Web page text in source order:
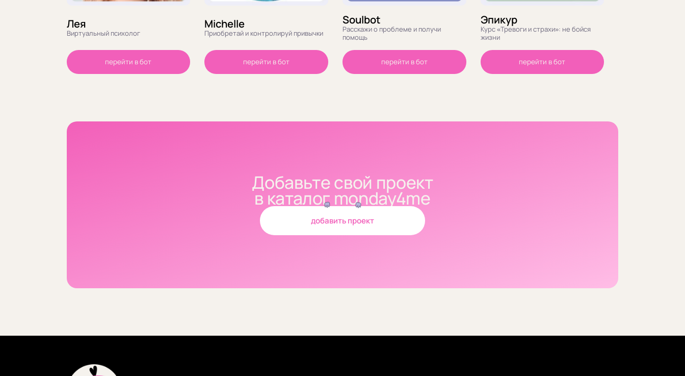
Лея
Виртуальный психолог
перейти в бот
Michelle
Приобретай и контролируй привычки
перейти в бот
Soulbot
Расскажи о проблеме и получи
помощь
перейти в бот
Эпикур
Курс «Тревоги и страхи»: не бойся
жизни
перейти в бот
Добавьте свой проект
в каталог monday4me
добавить проект